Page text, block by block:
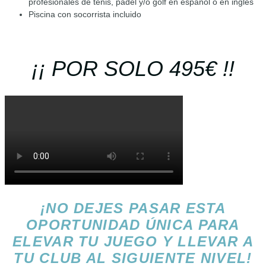
Piscina con socorrista incluido
¡¡ POR SOLO 495€ !!
¡NO DEJES PASAR ESTA
OPORTUNIDAD ÚNICA PARA
ELEVAR TU JUEGO Y LLEVAR A
TU CLUB AL SIGUIENTE NIVEL!